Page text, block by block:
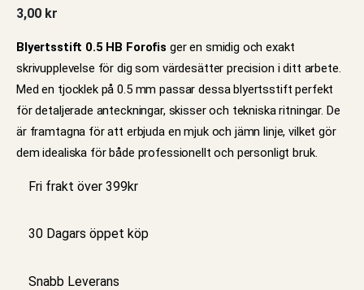
3,00 kr
Blyertsstift 0.5 HB Forofis ger en smidig och exakt
skrivupplevelse för dig som värdesätter precision i ditt arbete.
Med en tjocklek på 0.5 mm passar dessa blyertsstift perfekt
för detaljerade anteckningar, skisser och tekniska ritningar. De
är framtagna för att erbjuda en mjuk och jämn linje, vilket gör
dem idealiska för både professionellt och personligt bruk.
Fri frakt över 399kr
30 Dagars öppet köp
Snabb Leverans